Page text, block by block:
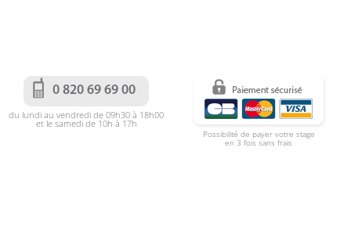
0 820 69 69 00
du lundi au vendredi de 09h30 à 18h00
et le samedi de 10h à 17h
Possibilité de payer votre stage
en 3 fois sans frais